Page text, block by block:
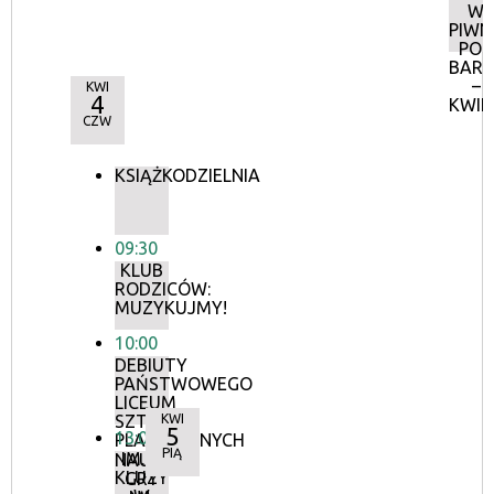
W
POD
–
KWI
4
CZW
KSIĄŻKODZIELNIA
09:30
KLUB
RODZICÓW:
MUZYKUJMY!
10:00
DEBIUTY
PAŃSTWOWEGO
LICEUM
SZTUK
PLASTYCZNYCH
IM. J.
KLUZY
13:00
NAUKA
GRY
KWI
5
PIĄ